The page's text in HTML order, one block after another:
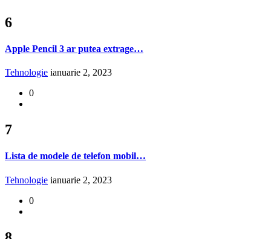
6
Apple Pencil 3 ar putea extrage…
Tehnologie ianuarie 2, 2023
0
7
Lista de modele de telefon mobil…
Tehnologie ianuarie 2, 2023
0